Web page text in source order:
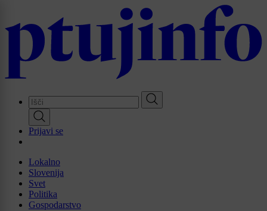
main
Prijavi se
Lokalno
Slovenija
Svet
Politika
Gospodarstvo